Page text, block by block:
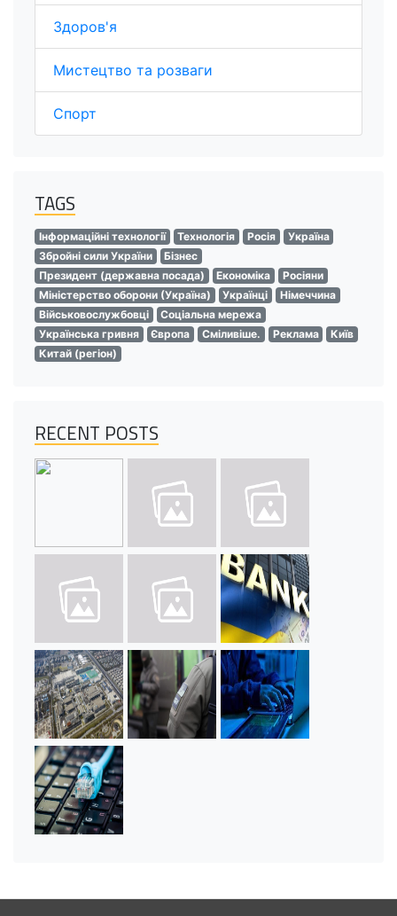
Здоров'я
Мистецтво та розваги
Спорт
TAGS
Інформаційні технології Технологія Росія
Україна
Збройні сили України
Бізнес
Президент (державна посада)
Економіка
Росіяни
Міністерство оборони (Україна)
Українці
Німеччина
Військовослужбовці
Соціальна мережа
Українська гривня
Європа Сміливіше. Реклама
Київ
Китай (регіон)
RECENT POSTS